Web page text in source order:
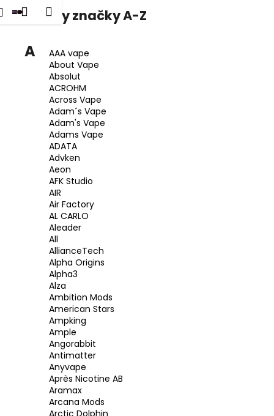
Přejít
na
Přihlášení
Nákupní
Menu
Všechny značky A-Z
A
AAA vape
About Vape
Absolut
ACROHM
Across Vape
Adam´s Vape
Adam's Vape
Adams Vape
ADATA
Advken
Aeon
AFK Studio
AIR
Air Factory
AL CARLO
Aleader
All
AllianceTech
Alpha Origins
Alpha3
Alza
Ambition Mods
American Stars
Ampking
Ample
Angorabbit
Antimatter
Anyvape
Après Nicotine AB
Aramax
Arcana Mods
K
o